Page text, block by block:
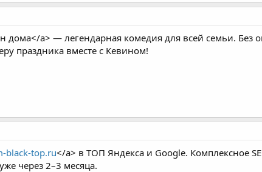
дома</a> — легендарная комедия для всей семьи. Без
праздника вместе с Кевином!
black-top.ru</a> в ТОП Яндекса и Google. Комплексное
через 2–3 месяца.